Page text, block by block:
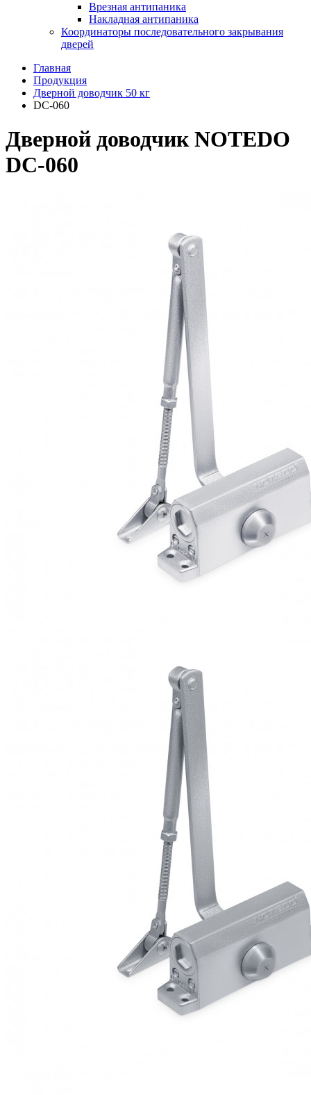
Врезная антипаника
Накладная антипаника
Координаторы последовательного закрывания
дверей
Главная
Продукция
Дверной доводчик 50 кг
DC-060
Дверной доводчик NOTEDO
DC-060